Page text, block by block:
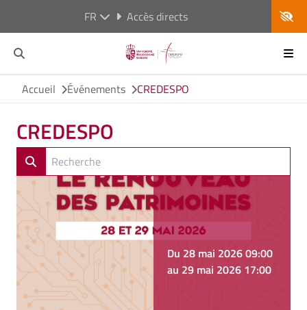
FR Accès directs
Accueil Événements CREDESPO
CREDESPO
Du 28 mai 2026 09:00
au 29 mai 2026 17:00